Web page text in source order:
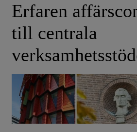
Erfaren
till centrala